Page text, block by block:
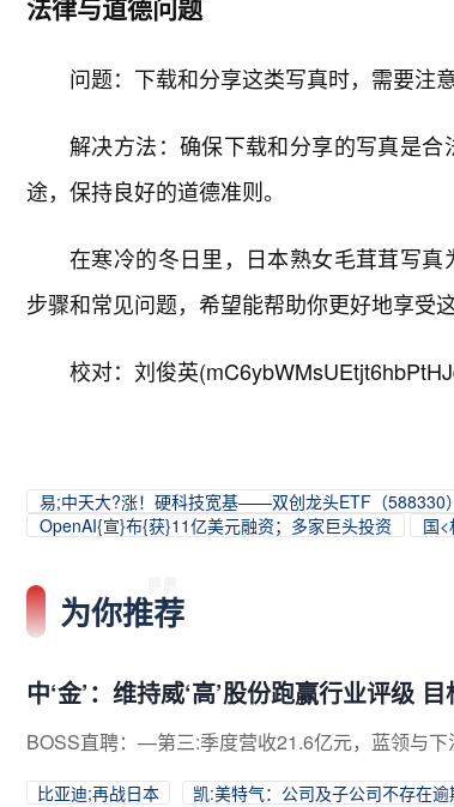
法律与道德问题
问题：下载和分享这类写真时，需要注
解决方法：确保下载和分享的写真是
途，保持良好的道德准则。
在寒冷的冬日里，日本熟女毛茸茸写
步骤和常见问题，希望能帮助你更好地享受
校对：刘俊英
易;中天大?涨！硬科技宽基——双创龙头ETF（588330
OpenAI{宣}布{获}11亿美元融资；多家巨头投资
国
为你推荐
中‘金’：维持威‘高’股份跑赢行业评级
BOSS直聘：—第三:季度营收21.6亿元，蓝领与下
比亚迪;再战日本
凯:美特气：公司及子公司不存在